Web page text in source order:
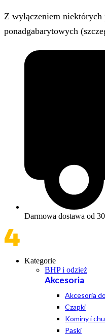
Z wyłączeniem
ponadgabarytowych
Darmowa dostawa od
Kategorie
BHP i odzież
Akcesoria
Akcesoria
Czapki
Kominy i
Paski